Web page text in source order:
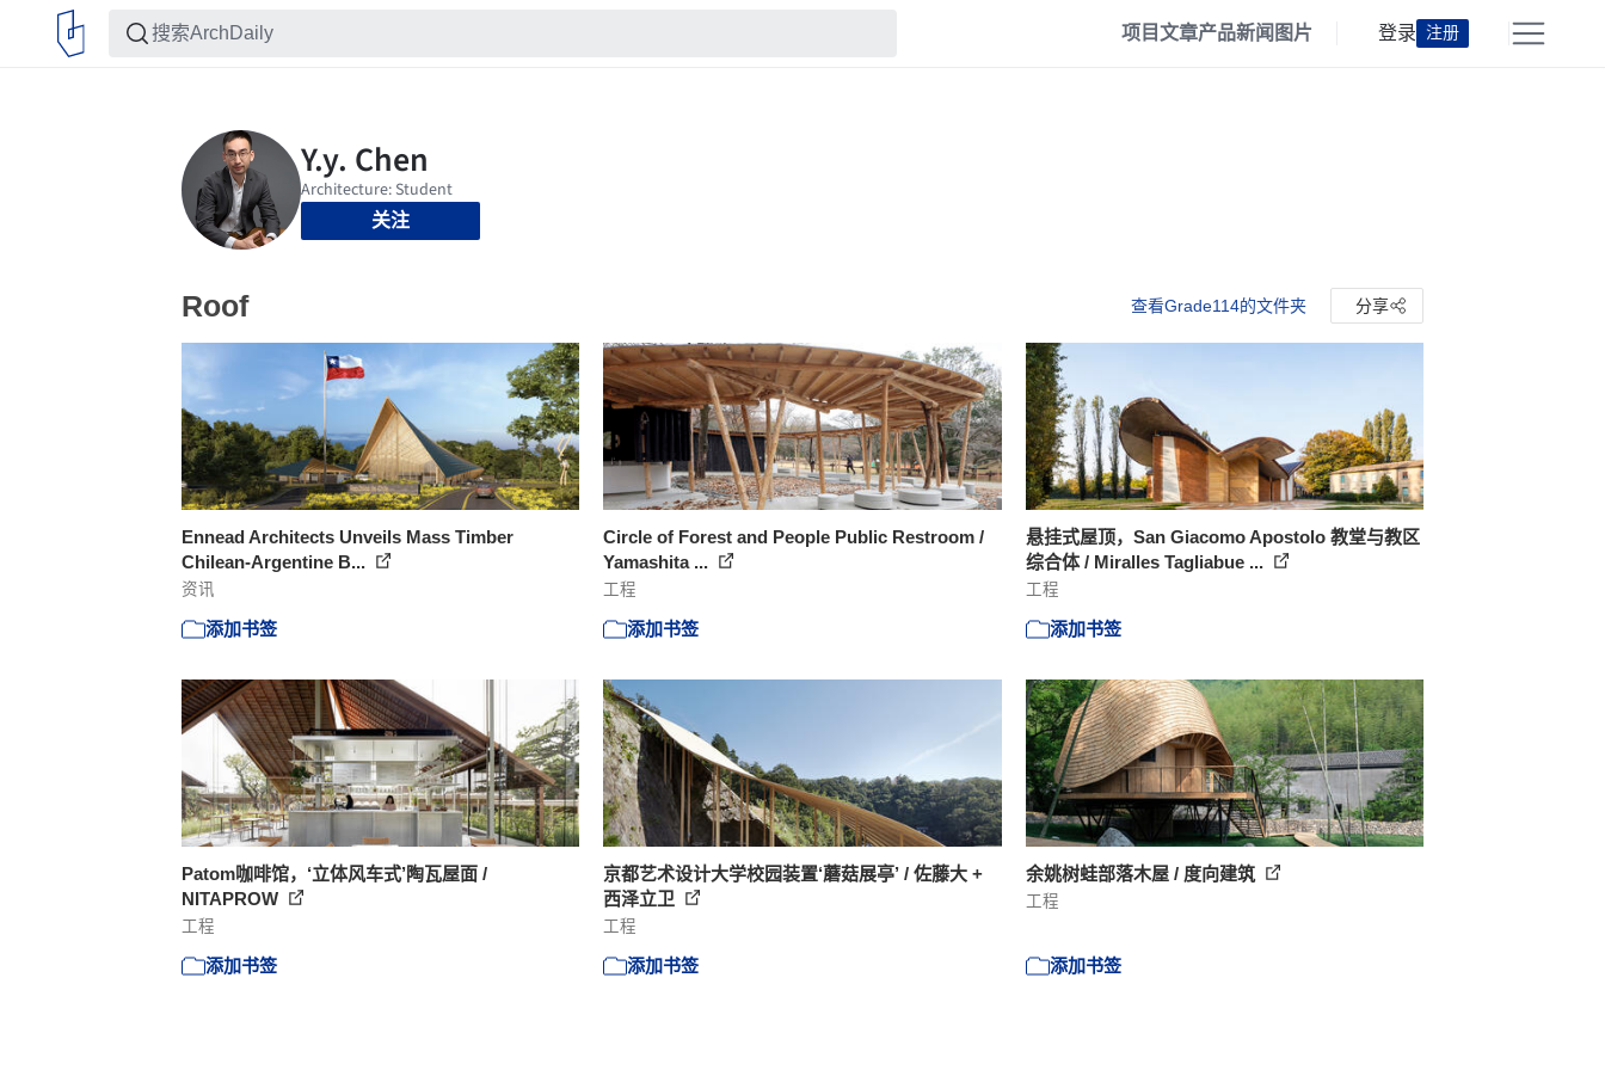
项目文章产品新闻 图片 登录 注册
关注
Roof 查看Grade114的文件夹 分享
Ennead Architects Unveils Mass Timber
Chilean-Argentine B...
资讯
添加书签
Circle of Forest and People Public Restroom /
Yamashita ...
工程
添加书签
悬挂式屋顶，San Giacomo Apostolo 教堂与教区
综合体 / Miralles Tagliabue ...
工程
添加书签
Patom咖啡馆，‘立体风车式’陶瓦屋面 /
NITAPROW
工程
添加书签
京都艺术设计大学校园装置‘蘑菇展亭’ / 佐藤大 +
西泽立卫
工程
添加书签
余姚树蛙部落木屋 / 度向建筑
工程
添加书签